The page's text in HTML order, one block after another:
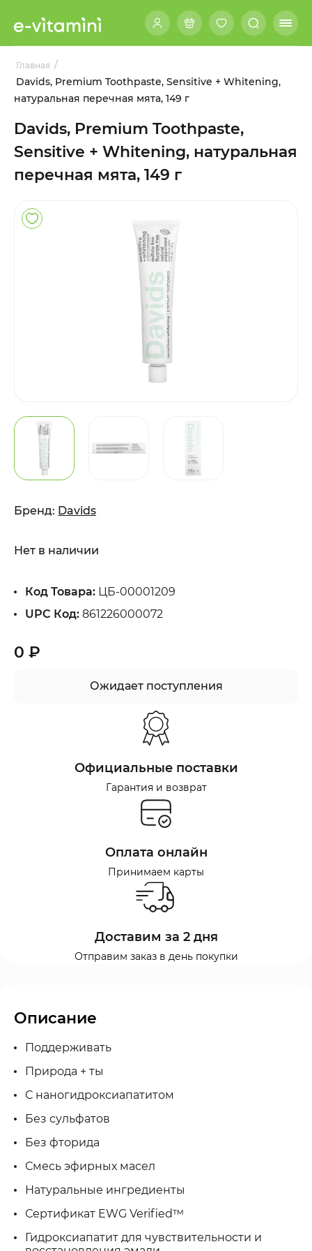
Главная /
Davids, Premium Toothpaste, Sensitive + Whitening,
натуральная перечная мята, 149 г
Davids, Premium Toothpaste,
Sensitive + Whitening, натуральная
перечная мята, 149 г
0 ₽
Ожидает поступления
Бренд: Davids
Нет в наличии
Код Товара: ЦБ-00001209
UPC Код: 861226000072
Официальные поставки
Гарантия и возврат
Оплата онлайн
Принимаем карты
Доставим за 2 дня
Отправим заказ в день покупки
Описание
Поддерживать
Природа + ты
С наногидроксиапатитом
Без сульфатов
Без фторида
Смесь эфирных масел
Натуральные ингредиенты
Сертификат EWG Verified™
Гидроксиапатит для чувствительности и